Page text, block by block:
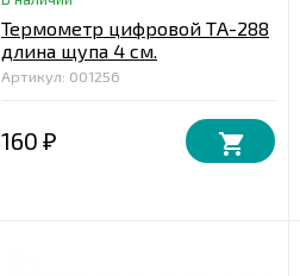
Термометр цифровой ТA-288
длина щупа 4 см.
Артикул: 001256
160 ₽